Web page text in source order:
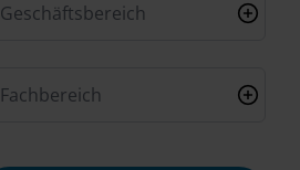
Geschäftsbereich
Fachbereich